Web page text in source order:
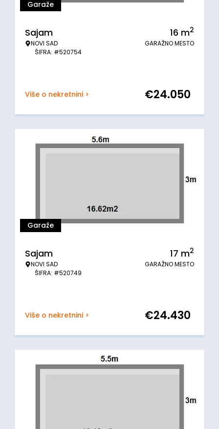
Garaže
Sajam
NOVI SAD
ŠIFRA: #520754
16 m2
GARAŽNO MESTO
Više o nekretnini > €24.050
Garaže
Sajam
NOVI SAD
ŠIFRA: #520749
17 m2
GARAŽNO MESTO
Više o nekretnini > €24.430